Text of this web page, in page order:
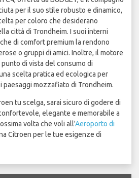
per il suo stile robusto e dinamico,
per coloro che desiderano
città di Trondheim. I suoi interni
di comfort premium la rendono
o gruppi di amici. Inoltre, il motore
di vista del consumo di
scelta pratica ed ecologica per
paesaggi mozzafiato di Trondheim.
tu scelga, sarai sicuro di godere di
elegante e memorabile a
volta che voli all'Aeroporto di
Citroen per le tue esigenze di